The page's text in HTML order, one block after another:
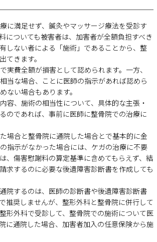
に満足せず、鍼灸やマッサージ療法を受診す
についても被害者は、加害者が全額負担すべき
しない者による「施術」であることから、整
きます。
費全額が損害として認められます。一方、
当な場合、ことに医師の指示があれば認めら
ない場合もあります。
容、施術の相当性について、具体的な主張・
のであれば、事前に医師に整骨院での治療に
場合と整骨院に通院した場合とで基本的に金
指示がなかった場合には、ケガの治療に不要
、傷害慰謝料の算定基準に含めてもらえず、結
求するのに必要な後遺障害診断書を作成しても
院するのは、医師の診断書や後遺障害診断書
推奨しませんが、整形外科と整骨院に併行して
形外科で受診して、整骨院での施術について医
に通院した場合、加害者加入の任意保険から施